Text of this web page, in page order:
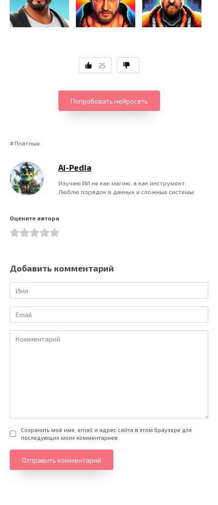
25
Попробовать нейросеть
Платные
Ai-Pedia
Изучаю ИИ не как магию, а как инструмент.
Люблю порядок в данных и сложные системы.
Оцените автора
Добавить комментарий
Имя
*
Email
*
Комментарий
Сохранить моё имя, email и адрес сайта в этом браузере для
последующих моих комментариев.